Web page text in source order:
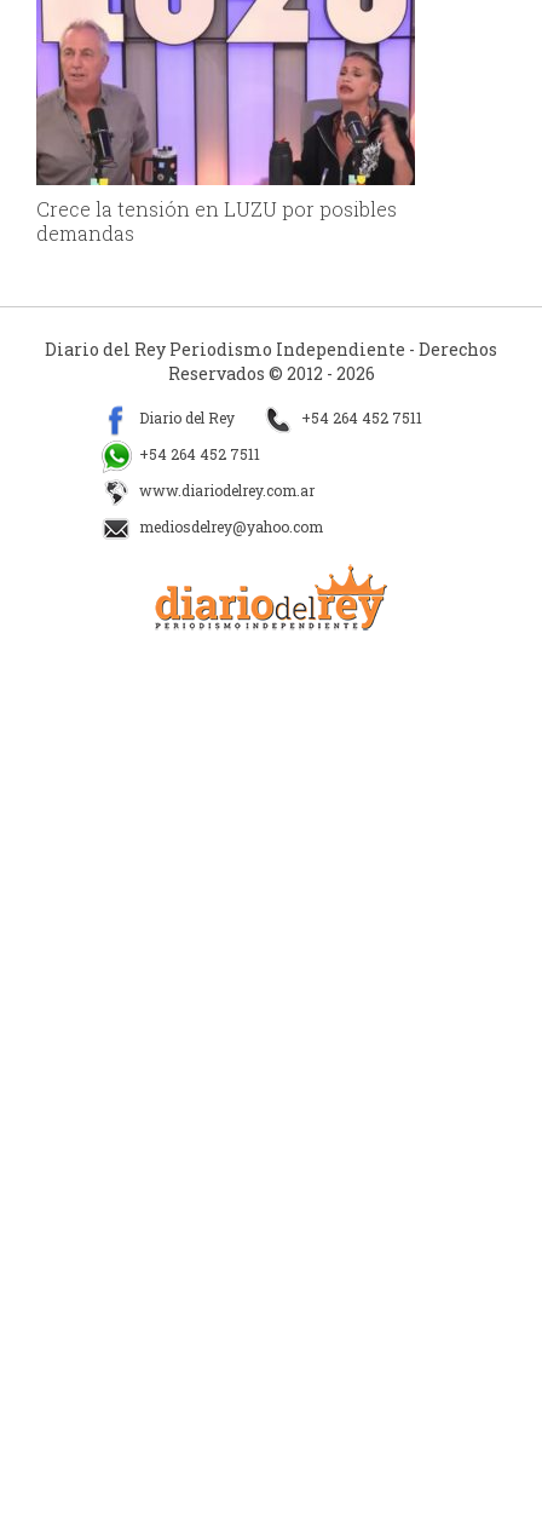
Crece la tensión en LUZU por posibles
demandas
Diario del Rey Periodismo Independiente - Derechos
Reservados © 2012 - 2026
Diario del Rey
+54 264 452 7511
+54 264 452 7511
www.diariodelrey.com.ar
mediosdelrey@yahoo.com